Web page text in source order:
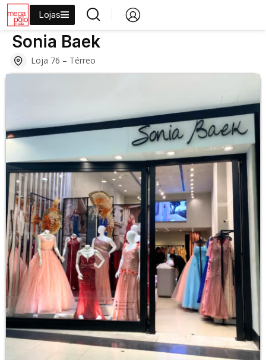
Lojas
Início Lojas›Moda Moda Festa Sonia Baek
Sonia Baek
Loja 76 – Térreo